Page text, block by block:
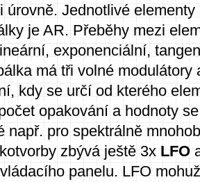
úrovně. Jednotlivé
je AR. Přeběhy mezi
exponenciální,
má tři volné modulátory
kdy se určí od kterého
opakování a hodnoty
např. pro spektrálně
zbývá ještě 3x LFO
panelu. LFO